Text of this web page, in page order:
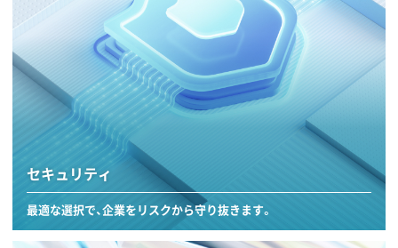
セキュリティ
最適な選択で、企業をリスクから守り抜きます。